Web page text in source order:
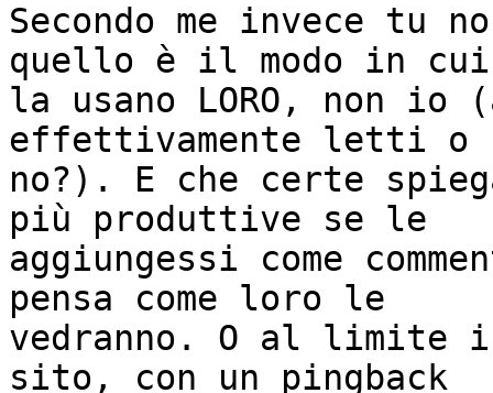
Secondo me invece tu
quello è il modo in cui
la usano LORO, non
effettivamente letti o
no?). E che certe
più produttive se le
aggiungessi come
pensa come loro le
vedranno. O al limite
sito, con un pingback